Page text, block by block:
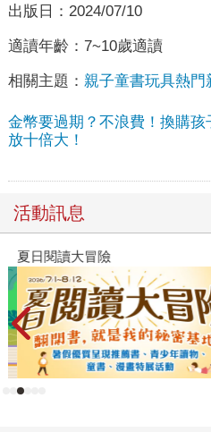
出版日： 2024/07/10
適讀年齡： 7~10歲適讀
相關主題： 親子童書玩具熱門
金幣要過期？不浪費！換購
放十倍大！
活動訊息
夏日閱讀大冒險